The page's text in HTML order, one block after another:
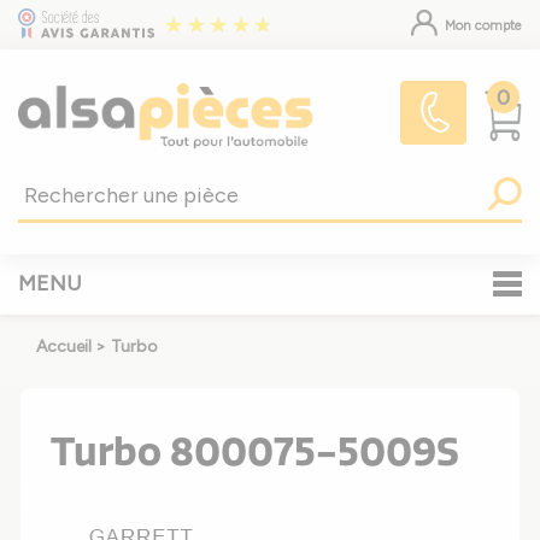
Mon compte
0
MENU
Accueil > Turbo
Turbo 800075-5009S